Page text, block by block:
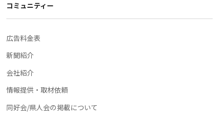
コミュニティー
広告料金表
新聞紹介
会社紹介
情報提供・取材依頼
同好会/県人会の掲載について